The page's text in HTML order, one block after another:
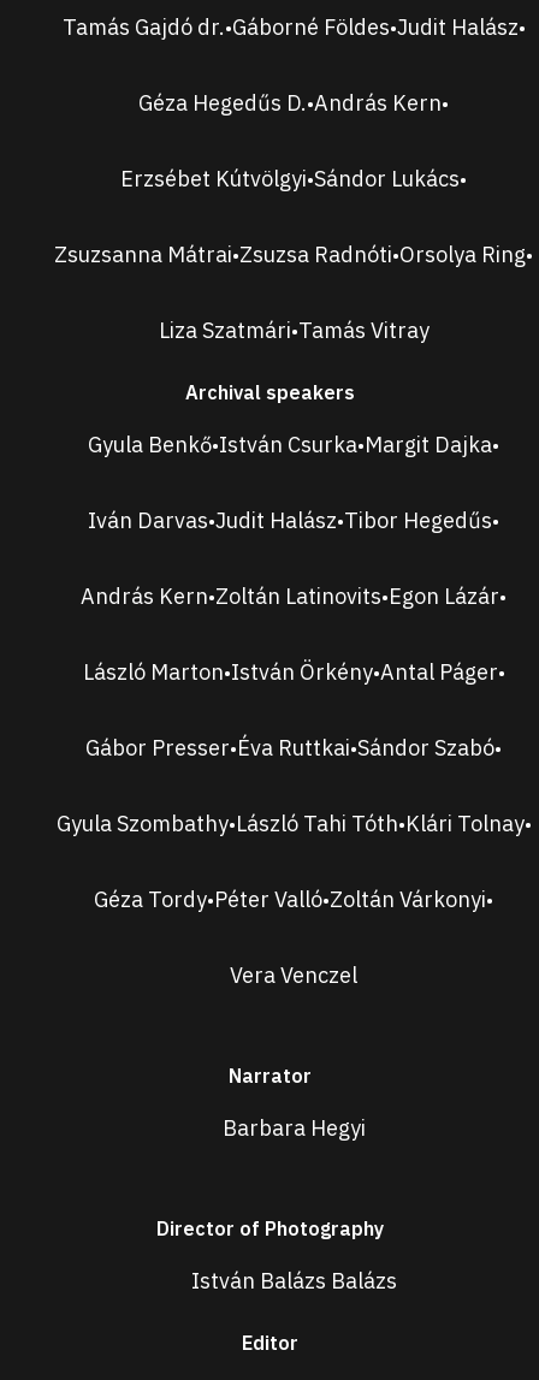
Tamás Gajdó dr.•Gáborné Földes•Judit Halász•
Géza Hegedűs D.•András Kern•
Erzsébet Kútvölgyi•Sándor Lukács•
Zsuzsanna Mátrai•Zsuzsa Radnóti•Orsolya Ring•
Liza Szatmári•Tamás Vitray
Archival speakers
Gyula Benkő•István Csurka•Margit Dajka•
Iván Darvas•Judit Halász•Tibor Hegedűs•
András Kern•Zoltán Latinovits•Egon Lázár•
László Marton•István Örkény•Antal Páger•
Gábor Presser•Éva Ruttkai•Sándor Szabó•
Gyula Szombathy•László Tahi Tóth•Klári Tolnay•
Géza Tordy•Péter Valló•Zoltán Várkonyi•
Vera Venczel
Narrator
Barbara Hegyi
Director of Photography
István Balázs Balázs
Editor